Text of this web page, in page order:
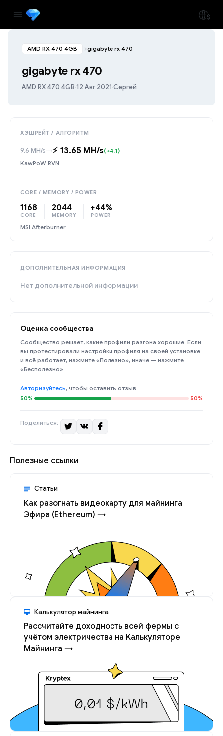
AMD RX 470 4GB gigabyte rx 470
gigabyte rx 470
AMD RX 470 4GB·12 Авг 2021·Сергей
ХЭШРЕЙТ / АЛГОРИТМ
9.6 MH/s→⚡️ 13.65 MH/s(+4.1)
KawPoW RVN
CORE / MEMORY / POWER
1168
CORE
2044
MEMORY
+44%
POWER
MSI Afterburner
ДОПОЛНИТЕЛЬНАЯ ИНФОРМАЦИЯ
Нет дополнительной информации
Оценка сообщества
Сообщество решает, какие профили разгона хорошие. Если
вы протестировали настройки профиля на своей установке
и всё работает, нажмите «Полезно», иначе — нажмите
«Бесполезно».
Авторизуйтесь, чтобы оставить отзыв
50% 50%
Поделиться:
Полезные ссылки
Статьи
Как разогнать видеокарту для майнинга
Эфира (Ethereum) →
Калькулятор майнинга
Рассчитайте доходность всей фермы с
учётом электричества на Kалькуляторе
Майнинга →